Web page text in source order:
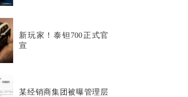
新玩家！泰钽700正式官
宣
某经销商集团被曝管理层